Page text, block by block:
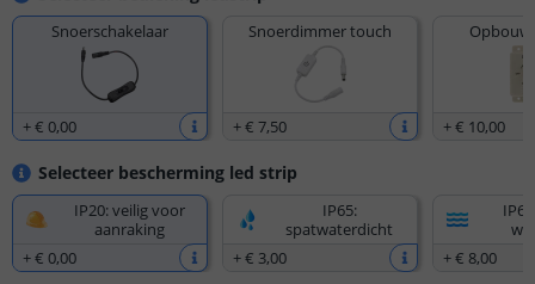
Snoerschakelaar
+€ 0,00
Snoerdimmer touch
+€ 7,50 +€ 10,00
Selecteer bescherming led strip
IP20: veilig voor
aanraking
+€ 0,00
IP65:
spatwaterdicht
+€ 3,00
+€ 8,00